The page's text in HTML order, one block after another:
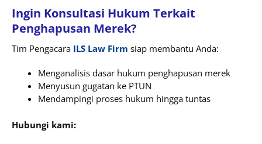
Ingin Konsultasi Hukum Terkait
Penghapusan Merek?
Tim Pengacara ILS Law Firm siap membantu Anda:
Menganalisis dasar hukum penghapusan merek
Menyusun gugatan ke PTUN
Mendampingi proses hukum hingga tuntas
Hubungi kami: